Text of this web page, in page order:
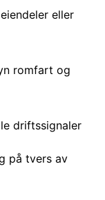
eller
romfart og
driftssignaler
på tvers av